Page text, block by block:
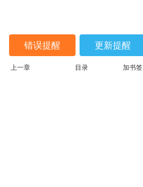
错误提醒 更新提醒
上一章 目录 加书签